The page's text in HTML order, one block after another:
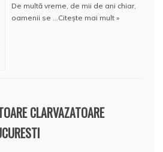
De multă vreme, de mii de ani chiar,
oamenii se … Citește mai mult »
CLARVAZATOARE